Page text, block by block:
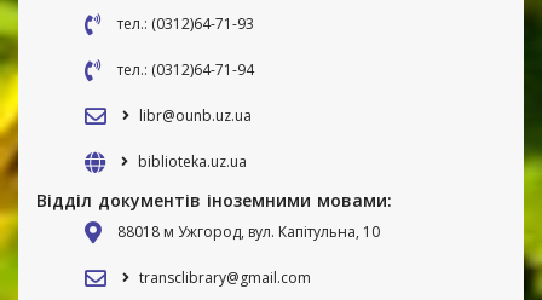
тел.: (0312)64-71-93
тел.: (0312)64-71-94
libr@ounb.uz.ua
biblioteka.uz.ua
Відділ документів іноземними мовами:
88018 м Ужгород, вул. Капітульна, 10
transclibrary@gmail.com